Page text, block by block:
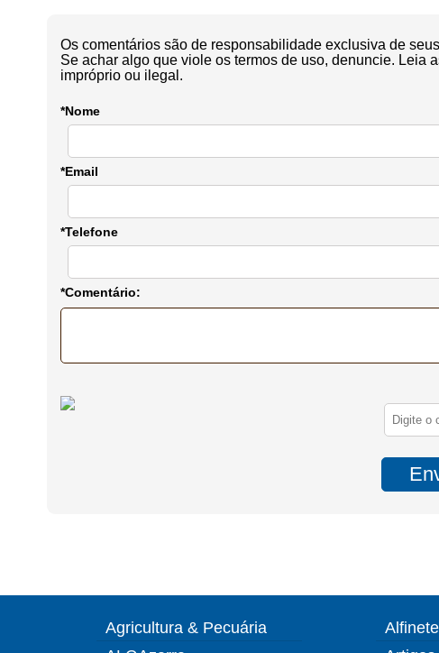
Os comentários são de responsabilidade exclusiva de
Se achar algo que viole os termos de uso, denuncie. Leia
impróprio ou ilegal.
*Nome
*Email
*Telefone
*Comentário:
Agricultura & Pecuária